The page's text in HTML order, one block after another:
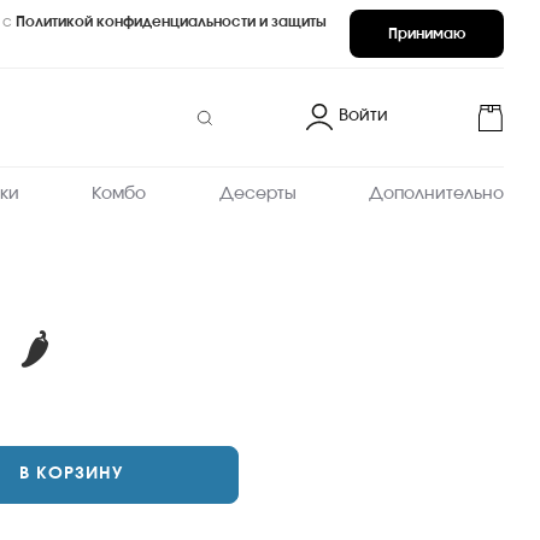
Принимаю
с Политикой конфиденциальности и защиты
Войти
Комбо Десерты Дополнительно
🌶
В КОРЗИНУ